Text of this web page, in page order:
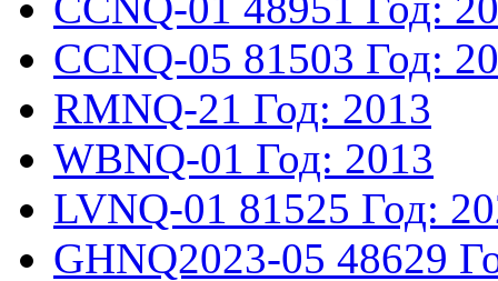
CCNQ-05 81503 Год:
RMNQ-21 Год: 2013
WBNQ-01 Год: 2013
LVNQ-01 81525 Год:
GHNQ2023-05 48629